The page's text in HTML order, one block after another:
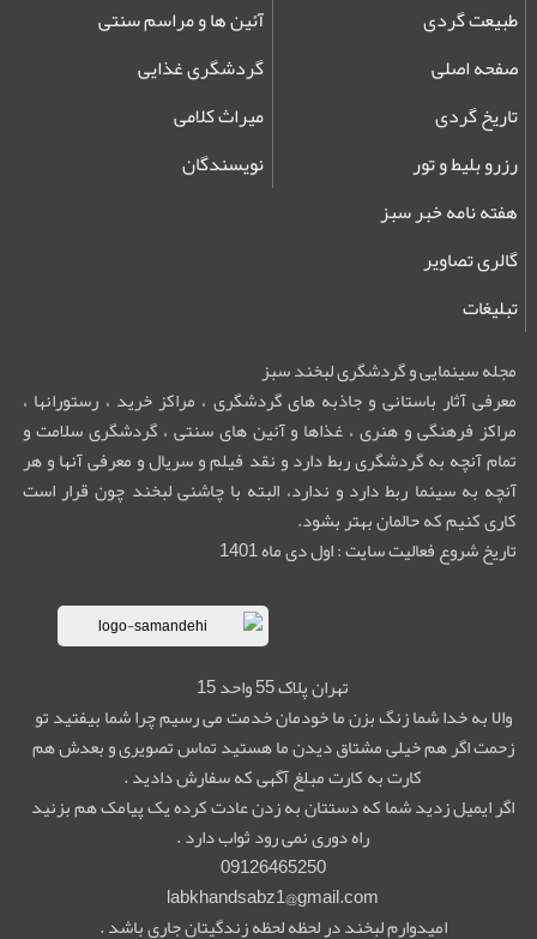
طبیعت گردی
صفحه اصلی
تاریخ گردی
آئین ها و مراسم سنتی
گردشگری غذایی
میراث کلامی
رزرو بلیط و تور
هفته نامه خبر سبز
گالری تصاویر
تبلیغات
نویسندگان
مجله سینمایی و گردشگری لبخند سبز
معرفی آثار باستانی و جاذبه های گردشگری ، مراکز خرید ، رستورانها ،
مراکز فرهنگی و هنری ، غذاها و آئین های سنتی ، گردشگری سلامت و
تمام آنچه به گردشگری ربط دارد و نقد فیلم و سریال و معرفی آنها و هر
آنچه به سینما ربط دارد و ندارد، البته با چاشنی لبخند چون قرار است
کاری کنیم که حالمان بهتر بشود.
تاریخ شروع فعالیت سایت : اول دی ماه 1401
تهران پلاک 55 واحد 15
والا به خدا شما زنگ بزن ما خودمان خدمت می رسیم چرا شما بیفتید تو
زحمت اگر هم خیلی مشتاق دیدن ما هستید تماس تصویری و بعدش هم
کارت به کارت مبلغ آگهی که سفارش دادید .
اگر ایمیل زدید شما که دستتان به زدن عادت کرده یک پیامک هم بزنید
راه دوری نمی رود ثواب دارد .
09126465250
labkhandsabz1@gmail.com
امیدوارم لبخند در لحظه لحظه زندگیتان جاری باشد .